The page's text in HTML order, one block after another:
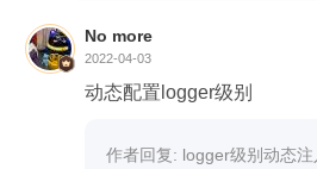
No more
2022-04-03
动态配置logger级别
作者回复: logger级别动态